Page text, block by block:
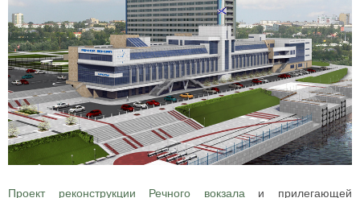
Проект реконструкции Речного вокзала и прилегающей